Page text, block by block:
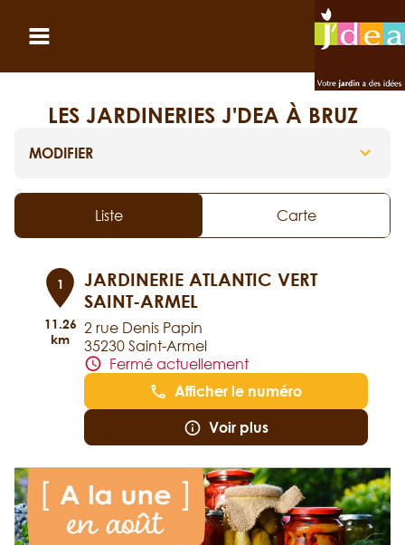
LES JARDINERIES J'DEA À BRUZ
MODIFIER
Liste Carte
1
11.26
km
JARDINERIE ATLANTIC VERT
SAINT-ARMEL
2 rue Denis Papin
35230 Saint-Armel
Fermé actuellement
Afficher le numéro
Voir plus